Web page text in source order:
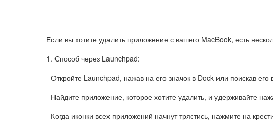
Если вы хотите удалить приложение с вашего MacBook, есть
1. Способ через Launchpad:
- Откройте Launchpad, нажав на его значок в Dock или поискав
- Найдите приложение, которое хотите удалить, и удерживайте
- Когда иконки всех приложений начнут трястись, нажмите на